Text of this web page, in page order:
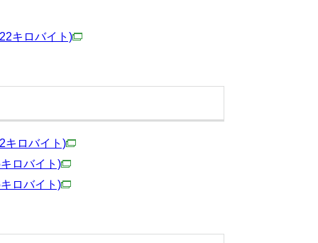
キロバイト)
キロバイト)
ロバイト)
ロバイト)